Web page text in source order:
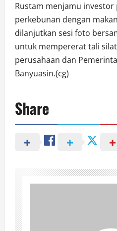
Rustam menjamu investor
perkebunan dengan
dilanjutkan sesi foto
untuk mempererat tali
perusahaan dan
Banyuasin.(cg)
Share